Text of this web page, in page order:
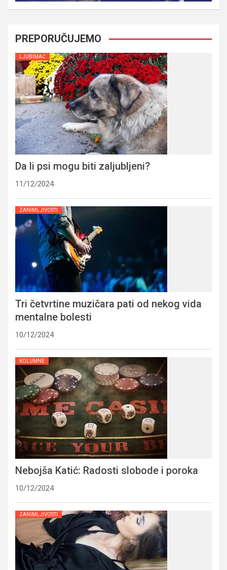
PREPORUČUJEMO
LJUBIMAC
Da li psi mogu biti zaljubljeni?
11/12/2024
ZANIMLJIVOSTI
Tri četvrtine muzičara pati od nekog vida
mentalne bolesti
10/12/2024
KOLUMNE
Nebojša Katić: Radosti slobode i poroka
10/12/2024
ZANIMLJIVOSTI